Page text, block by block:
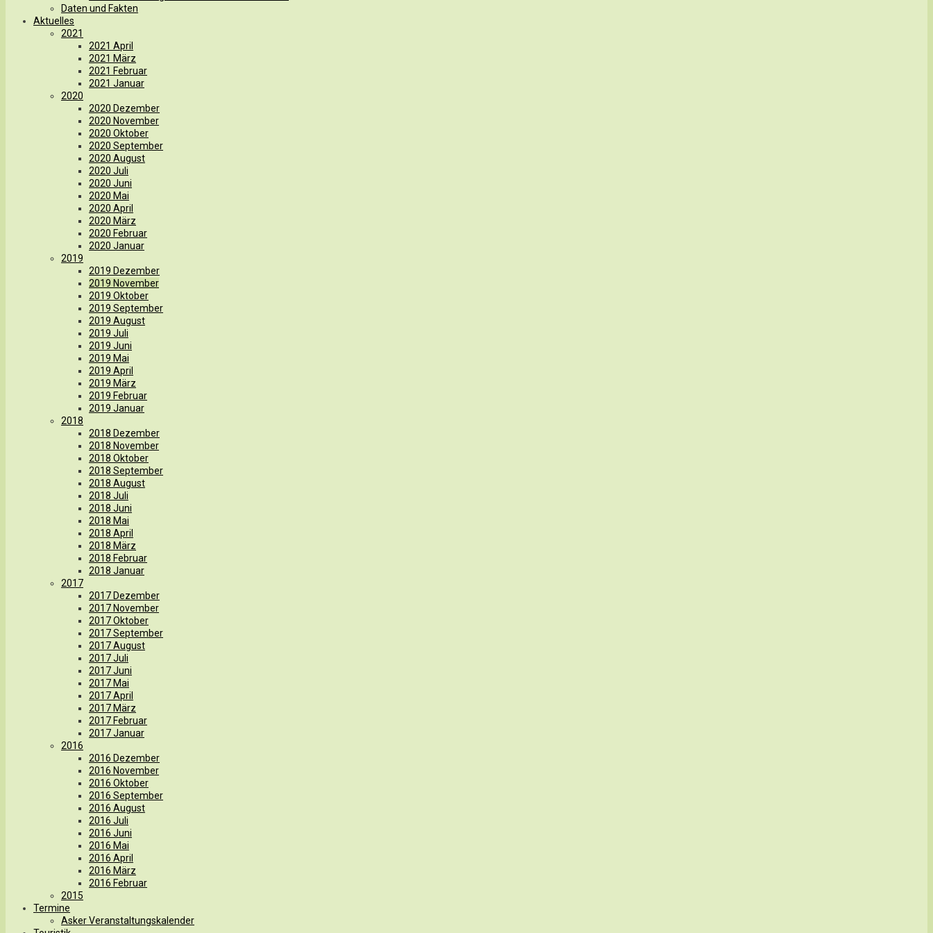
Daten und Fakten
Aktuelles
2021
2021 April
2021 März
2021 Februar
2021 Januar
2020
2020 Dezember
2020 November
2020 Oktober
2020 September
2020 August
2020 Juli
2020 Juni
2020 Mai
2020 April
2020 März
2020 Februar
2020 Januar
2019
2019 Dezember
2019 November
2019 Oktober
2019 September
2019 August
2019 Juli
2019 Juni
2019 Mai
2019 April
2019 März
2019 Februar
2019 Januar
2018
2018 Dezember
2018 November
2018 Oktober
2018 September
2018 August
2018 Juli
2018 Juni
2018 Mai
2018 April
2018 März
2018 Februar
2018 Januar
2017
2017 Dezember
2017 November
2017 Oktober
2017 September
2017 August
2017 Juli
2017 Juni
2017 Mai
2017 April
2017 März
2017 Februar
2017 Januar
2016
2016 Dezember
2016 November
2016 Oktober
2016 September
2016 August
2016 Juli
2016 Juni
2016 Mai
2016 April
2016 März
2016 Februar
2015
Termine
Asker Veranstaltungskalender